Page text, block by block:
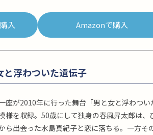
入 Amazonで購入
と浮わついた遺伝子
座が2010年に行った舞台「男と女と浮わつい
様を収録。50歳にして独身の春風昇太郎は、
ら出会った水島真紀子と恋に落ちる。一方そ